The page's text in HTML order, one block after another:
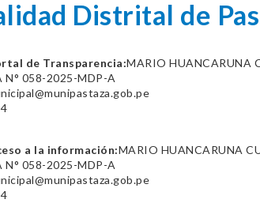
Distrital de
de Transparencia:MARIO HUANCARUNA
N° 058-2025-MDP-A
a la información:MARIO HUANCARUNA
N° 058-2025-MDP-A